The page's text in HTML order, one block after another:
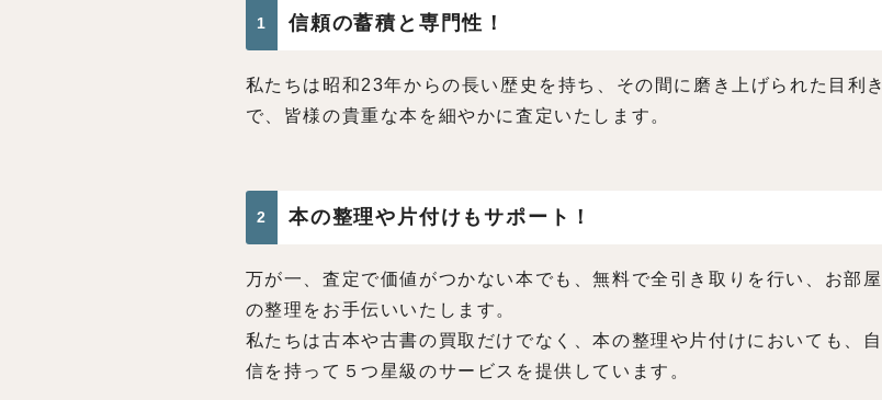
1 信頼の蓄積と専門性！
私たちは昭和23年からの長い歴史を持ち、その間に磨き上げられた目利き
で、皆様の貴重な本を細やかに査定いたします。
2 本の整理や片付けもサポート！
万が一、査定で価値がつかない本でも、無料で全引き取りを行い、お部屋
の整理をお手伝いいたします。
私たちは古本や古書の買取だけでなく、本の整理や片付けにおいても、自
信を持って５つ星級のサービスを提供しています。